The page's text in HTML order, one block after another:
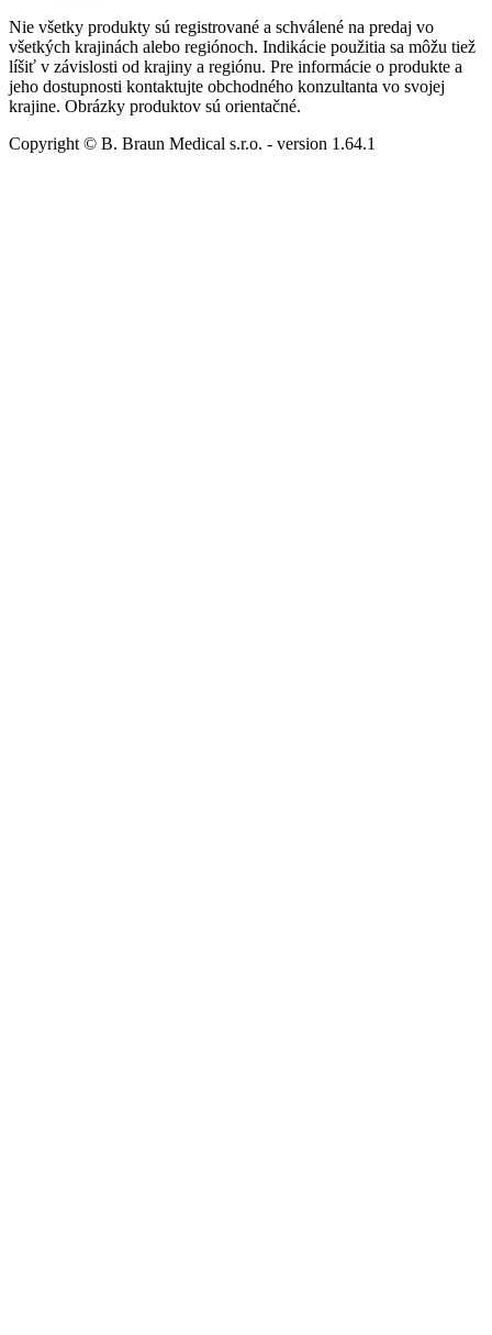
Nie všetky produkty sú registrované a schválené na predaj vo
všetkých krajinách alebo regiónoch. Indikácie použitia sa môžu tiež
líšiť v závislosti od krajiny a regiónu. Pre informácie o produkte a
jeho dostupnosti kontaktujte obchodného konzultanta vo svojej
krajine. Obrázky produktov sú orientačné.
Copyright © B. Braun Medical s.r.o. - version 1.64.1